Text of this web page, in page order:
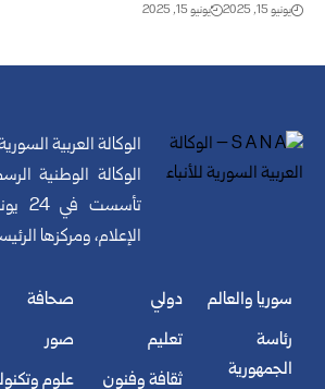
يونيو 15, 2025 يونيو 15, 2025
الوكالة العربية
الوكالة الوطنية
الإعلام، ومركزها
سوريا والعالم
رئاسة
الجمهورية
دولي
تعليم
ثقافة وفنون
صحافة
صور
علوم